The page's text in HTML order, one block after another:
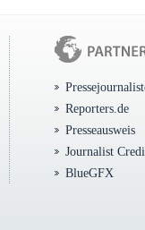
Reporters.de
Presseausweis
Journalist
BlueGFX